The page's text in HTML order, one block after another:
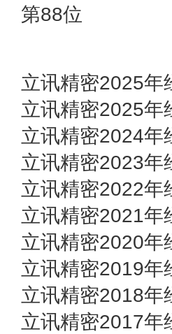
第88位
立讯精密2025年
立讯精密2025年
立讯精密2024年
立讯精密2023年
立讯精密2022年
立讯精密2021年
立讯精密2020年
立讯精密2019年
立讯精密2018年
立讯精密2017年